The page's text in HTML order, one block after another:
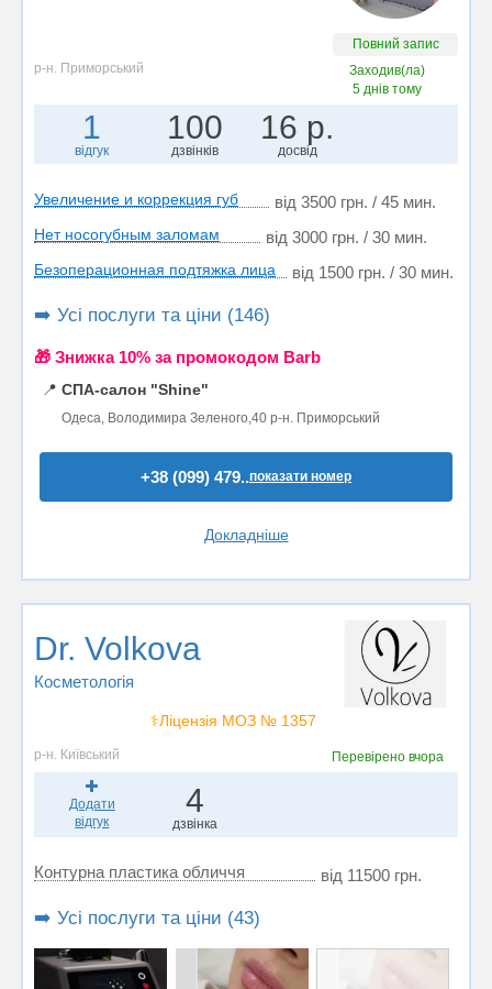
Повний запис
р-н. Приморський
Заходив(ла)
5 днів тому
1
відгук
100
дзвінків
16 р.
досвід
Увеличение и коррекция губ від 3500 грн. / 45 мин.
Нет носогубным заломам від 3000 грн. / 30 мин.
Безоперационная подтяжка лица від 1500 грн. / 30 мин.
➡️ Усі послуги та ціни (146)
🎁 Знижка 10% за промокодом Barb
📍 СПА-салон "Shine"
Одеса, Володимира Зеленого,40 р-н. Приморський
+38 (099) 479..показати номер
Докладніше
Dr. Volkova
Косметологія
⚕️Ліцензія МОЗ № 1357
р-н. Київський Перевірено вчора
Додати
відгук
4
дзвінка
Контурна пластика обличчя від 11500 грн.
➡️ Усі послуги та ціни (43)